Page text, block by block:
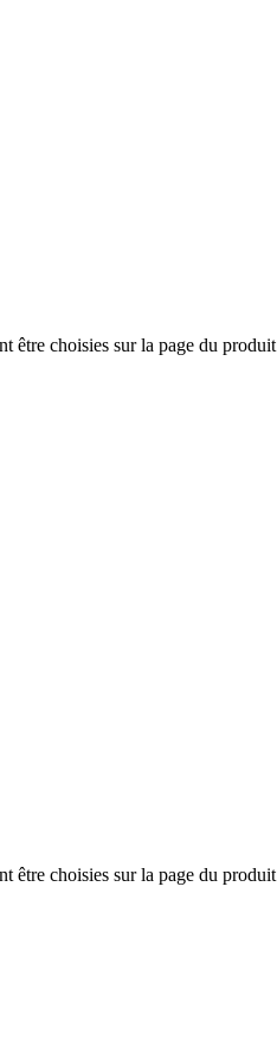
être choisies sur la page du produit
être choisies sur la page du produit